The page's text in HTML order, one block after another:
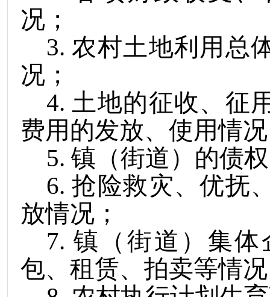
况；
3.农村土地利用总
况；
4. 土地的征收、征
费用的发放、使用情
5. 镇（街道） 的债
6.抢险救灾、优抚
放情况；
7. 镇（街道）集
包、租赁、拍卖等情